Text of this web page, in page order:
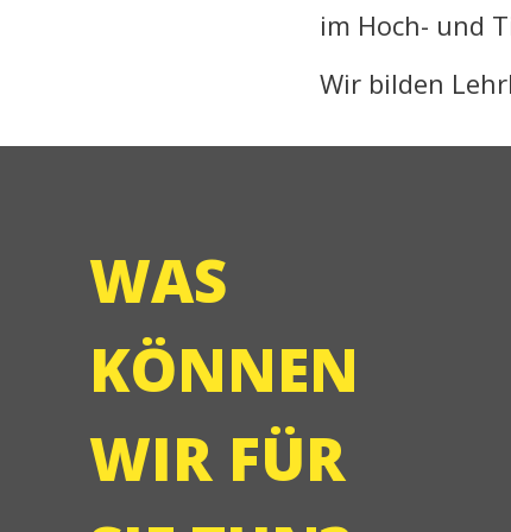
im Hoch- und
Wir bilden
WAS
KÖNNEN
WIR FÜR